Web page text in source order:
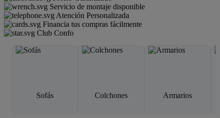
Servicio de montaje disponible
Atención Personalizada
Financia tus compras fácilmente
Club Confo
Sofás Colchones Armarios